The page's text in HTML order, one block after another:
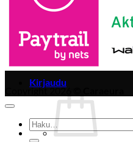
Lasten takit
Kirjaudu
Copyright 2026 ©
Etsi: